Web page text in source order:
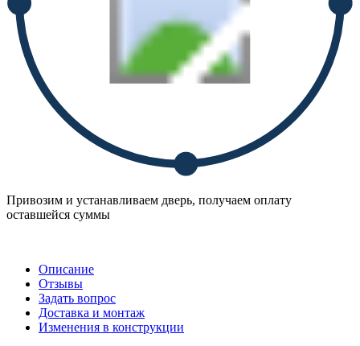
Привозим и устанавливаем дверь, получаем оплату
оставшейся суммы
Описание
Отзывы
Задать вопрос
Доставка и монтаж
Изменения в конструкции